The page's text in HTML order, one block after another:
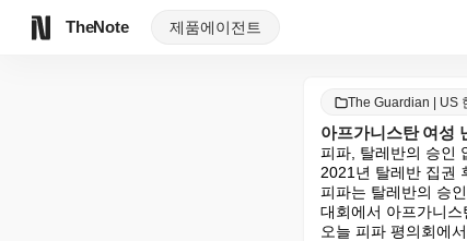
TheNote 제품에이전트
The Guardian | US
아프가니스탄 여성
피파, 탈레반의 승인
2021년 탈레반 집권
피파는 탈레반의 승
대회에서 아프가니
오늘 피파 평의회에